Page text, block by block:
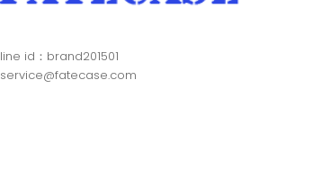
line id：brand201501
service@fatecase.com